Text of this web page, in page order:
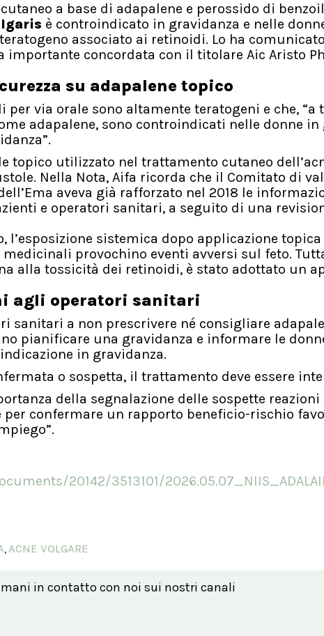
a base di adapalene e perossido di
è controindicato in gravidanza e nelle
associato ai retinoidi. Lo ha
importante concordata con il titolare Aic Aristo
su adapalene topico
via orale sono altamente teratogeni e che, “a
adapalene, sono controindicati nelle donne in
topico utilizzato nel trattamento cutaneo
Nella Nota, Aifa ricorda che il Comitato di
aveva già rafforzato nel 2018 le
e operatori sanitari, a seguito di una
l’esposizione sistemica dopo applicazione
provochino eventi avversi sul feto.
alla tossicità dei retinoidi, è stato adottato un
agli operatori sanitari
sanitari a non prescrivere né consigliare
pianificare una gravidanza e informare le
in gravidanza.
o sospetta, il trattamento deve essere
della segnalazione delle sospette reazioni
confermare un rapporto beneficio-rischio
20142/3513101/
,ACNE VOLGARE
in contatto con noi sui nostri canali